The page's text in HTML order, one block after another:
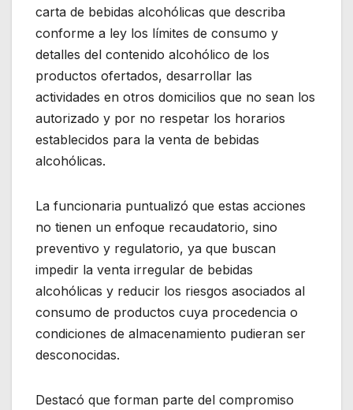
carta de bebidas alcohólicas que describa
conforme a ley los límites de consumo y
detalles del contenido alcohólico de los
productos ofertados, desarrollar las
actividades en otros domicilios que no sean los
autorizado y por no respetar los horarios
establecidos para la venta de bebidas
alcohólicas.
La funcionaria puntualizó que estas acciones
no tienen un enfoque recaudatorio, sino
preventivo y regulatorio, ya que buscan
impedir la venta irregular de bebidas
alcohólicas y reducir los riesgos asociados al
consumo de productos cuya procedencia o
condiciones de almacenamiento pudieran ser
desconocidas.
Destacó que forman parte del compromiso